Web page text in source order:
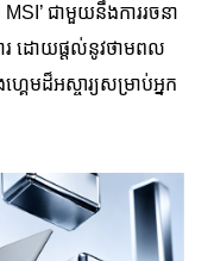
ជាមួយនឹងការរចនា
រ ដោយផ្តល់នូវថាមពល
មដ៏អស្ចារ្យសម្រាប់អ្នក